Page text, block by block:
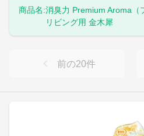
商品名:消臭力 Premium Aroma（
リビング用 金木犀
前の20件